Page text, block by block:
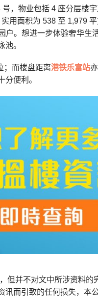
号，物业包括 4 座分层楼
用面积为 538 至 1,979
。想进一步体验奢华生
池。
；而楼盘距离港铁乐富站
便利。
但并不对文中所涉资料的
而引致的任何损失，本